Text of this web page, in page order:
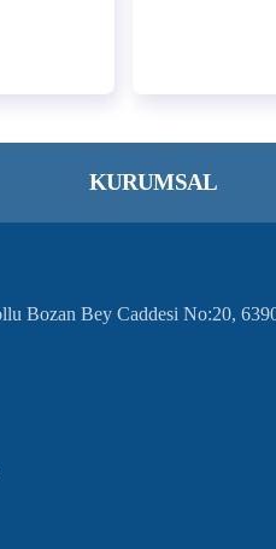
KURUMSAL
Bozan Bey Caddesi No:20,